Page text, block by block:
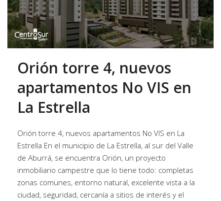
Orión torre 4, nuevos
apartamentos No VIS en
La Estrella
Orión torre 4, nuevos apartamentos No VIS en La
Estrella En el municipio de La Estrella, al sur del Valle
de Aburrá, se encuentra Orión, un proyecto
inmobiliario campestre que lo tiene todo: completas
zonas comunes, entorno natural, excelente vista a la
ciudad, seguridad, cercanía a sitios de interés y el